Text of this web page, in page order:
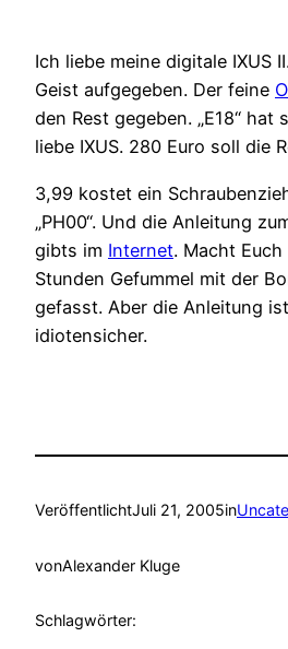
Ich liebe meine digitale IXUS
Geist aufgegeben. Der feine
den Rest gegeben. „E18“ hat
liebe IXUS. 280 Euro soll die
3,99 kostet ein
„PH00“. Und die Anleitung
gibts im Internet. Macht
Stunden Gefummel mit der
gefasst. Aber die Anleitung
idiotensicher.
VeröffentlichtJuli 21, 2005in
vonAlexander Kluge
Schlagwörter: